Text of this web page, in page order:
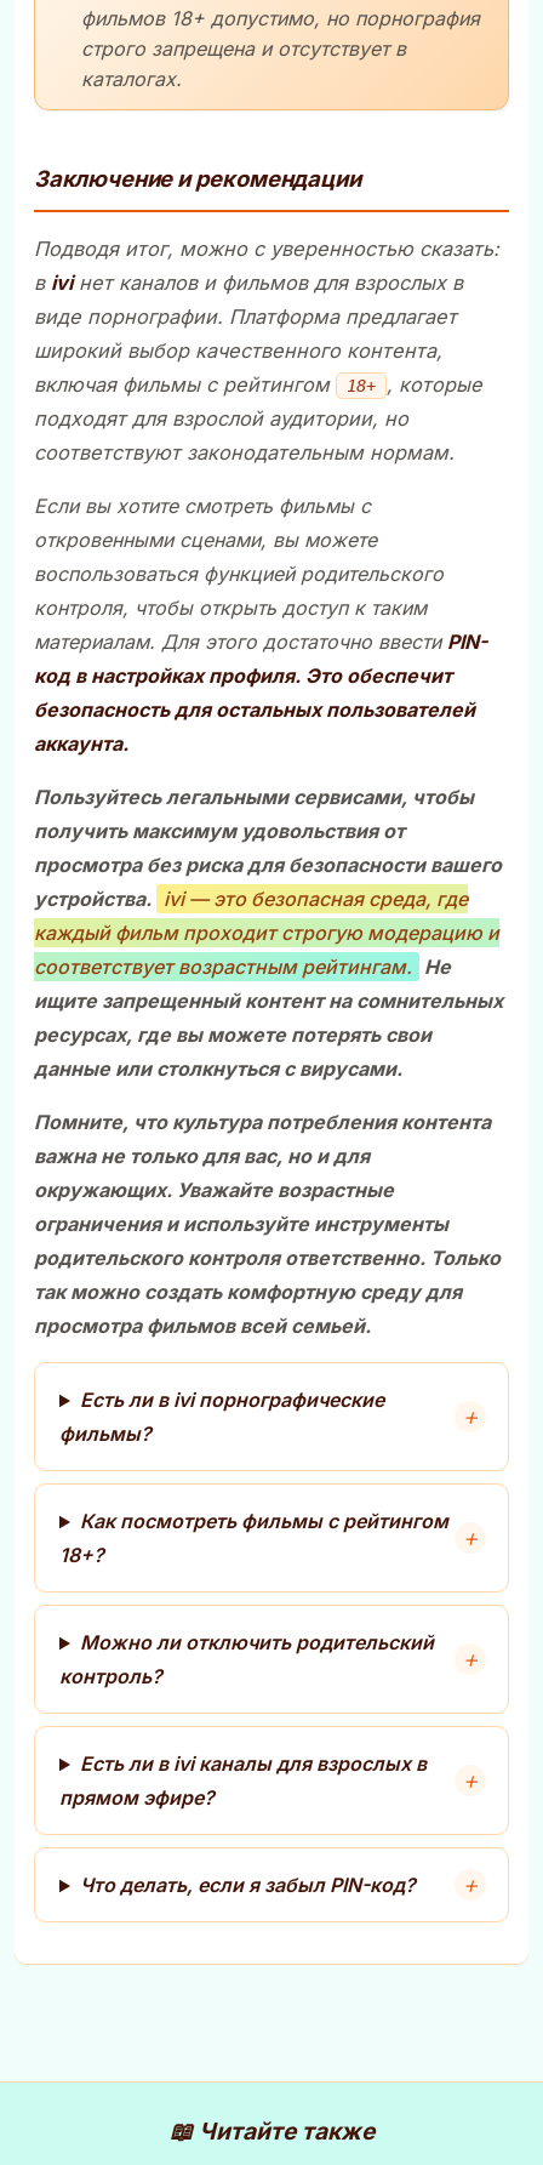
фильмов 18+ допустимо, но порнография
строго запрещена и отсутствует в
каталогах.
Заключение и рекомендации
Подводя итог, можно с уверенностью сказать:
в iviнет каналов и фильмов для взрослых в
виде порнографии. Платформа предлагает
широкий выбор качественного контента,
включая фильмы с рейтингом
18+
, которые
подходят для взрослой аудитории, но
соответствуют законодательным нормам.
Если вы хотите смотреть фильмы с
откровенными сценами, вы можете
воспользоваться функцией родительского
контроля, чтобы открыть доступ к таким
материалам. Для этого достаточно ввести PIN-
код в настройках профиля. Это обеспечит
безопасность для остальных пользователей
аккаунта.
Пользуйтесь легальными сервисами, чтобы
получить максимум удовольствия от
просмотра без риска для безопасности вашего
устройства. ivi — это безопасная среда, где
каждый фильм проходит строгую модерацию и
соответствует возрастным рейтингам. Не
ищите запрещенный контент на сомнительных
ресурсах, где вы можете потерять свои
данные или столкнуться с вирусами.
Помните, что культура потребления контента
важна не только для вас, но и для
окружающих. Уважайте возрастные
ограничения и используйте инструменты
родительского контроля ответственно. Только
так можно создать комфортную среду для
просмотра фильмов всей семьей.
Есть ли в ivi порнографические
фильмы?
Как посмотреть фильмы с рейтингом
18+?
Можно ли отключить родительский
контроль?
Есть ли в ivi каналы для взрослых в
прямом эфире?
Что делать, если я забыл PIN-код?
📖 Читайте также